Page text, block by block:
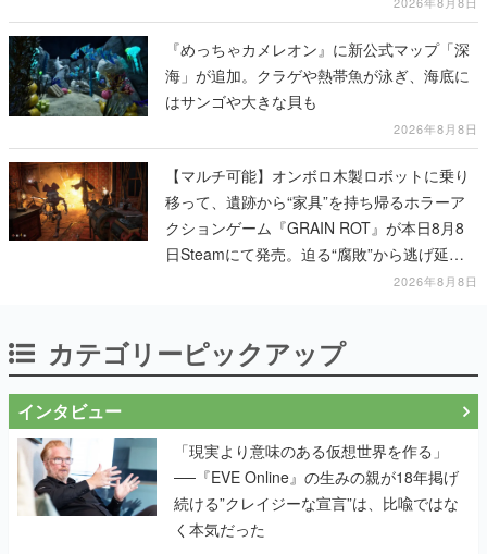
『めっちゃカメレオン』に新公式マップ「深
海」が追加。クラゲや熱帯魚が泳ぎ、海底に
はサンゴや大きな貝も
2026年8月8日
【マルチ可能】オンボロ木製ロボットに乗り
移って、遺跡から“家具”を持ち帰るホラーア
クションゲーム『GRAIN ROT』が本日8月8
日Steamにて発売。迫る“腐敗”から逃げ延
2026年8月8日
カテゴリーピックアップ
インタビュー
「現実より意味のある仮想世界を作る」
──『EVE Online』の生みの親が18年掲げ
続ける”クレイジーな宣言”は、比喩ではな
く本気だった